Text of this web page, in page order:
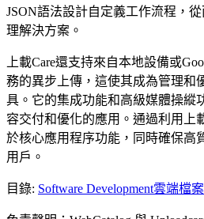
JSON語法設計自定義工作流程，
理解決方案。
上載Care還支持來自本地設備或
務的異步上傳，這使其成為管理和
具。它的集成功能和高級媒體操縱
容交付和優化的應用。通過利用上
於核心應用程序功能，同時確保高
用戶。
目錄: Software Development雲端檔